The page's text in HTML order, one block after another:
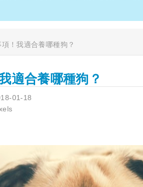
！我適合養哪種狗？
適合養哪種狗？
01-18